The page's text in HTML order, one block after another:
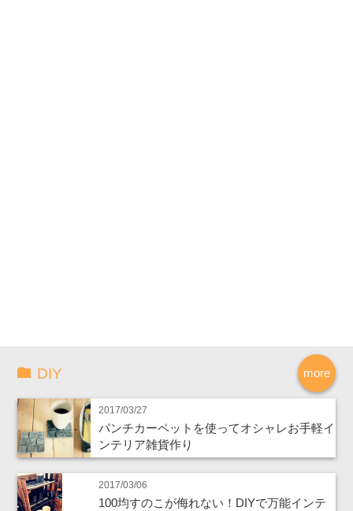
more
DIY
2017/03/27
パンチカーペットを使ってオシャレお手軽イ
ンテリア雑貨作り
2017/03/06
100均すのこが侮れない！DIYで万能インテ